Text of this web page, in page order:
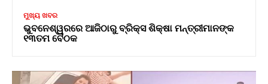
ମୁଖ୍ୟ ଖବର
ଭୁବନେଶ୍ୱରରେ ଆଜିଠାରୁ ବ୍ରିକ୍ସ ଶିକ୍ଷା ମନ୍ତ୍ରୀମାନଙ୍କ
୧୩ତମ ବୈଠକ